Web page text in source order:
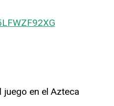
en el Azteca